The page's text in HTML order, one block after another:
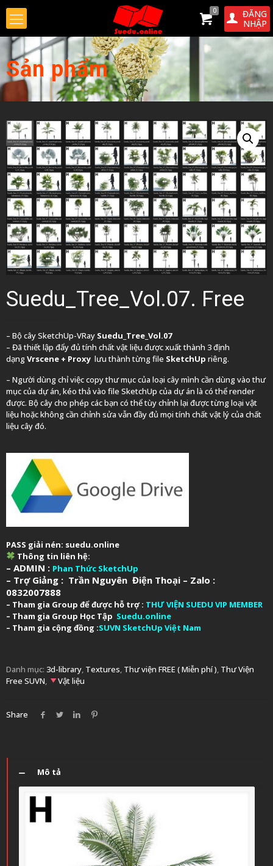
0
ĐĂNG
NHẬP
Sản phẩm
Suedu_Tree_Vol.07. Free
– Bộ cây SketchUp-VRay Suedu_Tree_Vol.07
– Đã thiết lập đẩy đủ tính chất vật liệu được xuất thành 3 định
dạngVrscene + Proxy lưu thành từng file SketchUp riêng.
– Người dùng chỉ việc copy thư mục của loại cây mình cần dùng vào thư
mục của dự án, kéo thả vào file SketchUp của dự án là có thể render
được. Bộ cây cho phép các bạn có thể tùy chỉnh lại được từng loại vật
liệu hoặc không cần chỉnh sửa vẫn đầy đủ mọi tính chất vật lý của chất
liệu cây đó.
PASS giải nén: suedu.online
Thông tin liên hệ:
– ADMIN : Phan Thức SketchUp
– Trợ Giảng : Trần Nguyên Điện Thoại – Zalo :
0832007888
– Tham gia Group để được hỗ trợ : THƯ VIỆN SUEDU VIP MEMBER
– Tham gia Group Học Tập Suedu.online
– Tham gia cộng đồng :SUVN SketchUp Việt Nam
Danh mục: 3d-library, Textures, Thư viện FREE ( Miễn phí ), Thư Viện
Free SUVN, Vật liệu
Share
Mô tả